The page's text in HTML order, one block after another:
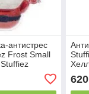
антистрес
Frost Small
517283
620